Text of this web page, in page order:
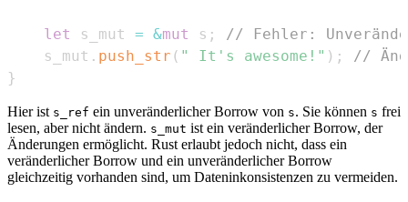
let s_mut = &mut s ;
// Fehler:
    s_mut
. push_str ( " It's awesome!" ) ;
//
}
Hier ist s_ref ein unveränderlicher Borrow von s. Sie können s frei
lesen, aber nicht ändern. s_mut ist ein veränderlicher Borrow, der
Änderungen ermöglicht. Rust erlaubt jedoch nicht, dass ein
veränderlicher Borrow und ein unveränderlicher Borrow
gleichzeitig vorhanden sind, um Dateninkonsistenzen zu vermeiden.